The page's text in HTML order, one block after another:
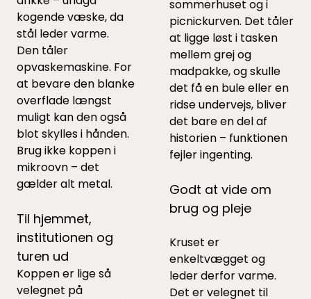
kogende væske, da
stål leder varme.
Den tåler
opvaskemaskine. For
at bevare den blanke
overflade længst
muligt kan den også
blot skylles i hånden.
Brug ikke koppen i
mikroovn – det
gælder alt metal.
Til hjemmet,
institutionen og
turen ud
Koppen er lige så
velegnet på
sommerhuset og i
picnickurven. Det tåler
at ligge løst i tasken
mellem grej og
madpakke, og skulle
det få en bule eller en
ridse undervejs, bliver
det bare en del af
historien – funktionen
fejler ingenting.
Godt at vide om
brug og pleje
Kruset er
enkeltvægget og
leder derfor varme.
Det er velegnet til